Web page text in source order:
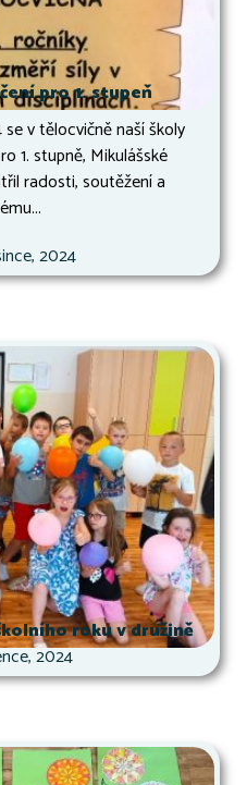
pro 1. stupeň
v tělocvičně naší školy
1. stupně, Mikulášské
radosti, soutěžení a
2024
roku v družině
2024